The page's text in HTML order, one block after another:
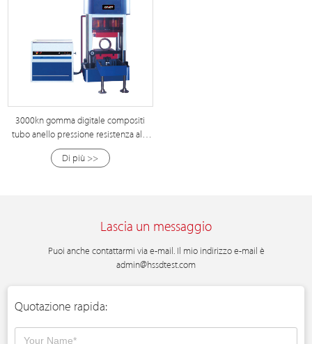
3000kn gomma digitale compositi
tubo anello pressione resistenza alla
compressione prezzo macchina di
prova
Di più >>
Lascia un messaggio
Puoi anche contattarmi via e-mail. Il mio indirizzo e-mail è
admin@hssdtest.com
Quotazione rapida: